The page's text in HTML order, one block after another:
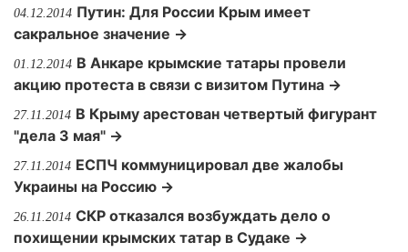
04.12.2014 Путин: Для России Крым имеет
сакральное значение →
01.12.2014 В Анкаре крымские татары провели
акцию протеста в связи с визитом Путина →
27.11.2014 В Крыму арестован четвертый фигурант
"дела 3 мая" →
27.11.2014 ЕСПЧ коммуницировал две жалобы
Украины на Россию →
26.11.2014 СКР отказался возбуждать дело о
похищении крымских татар в Судаке →